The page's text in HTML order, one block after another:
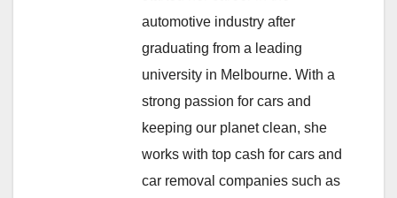
automotive industry after
graduating from a leading
university in Melbourne. With a
strong passion for cars and
keeping our planet clean, she
works with top cash for cars and
car removal companies such as